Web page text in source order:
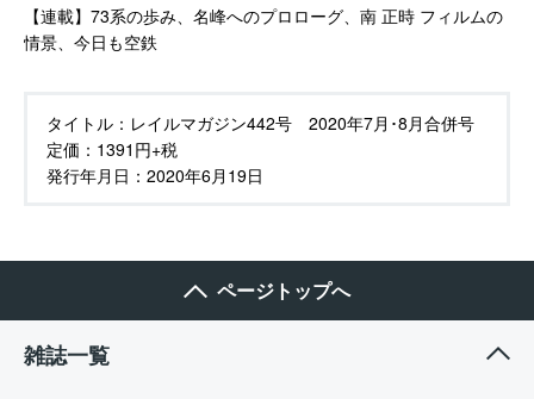
【連載】73系の歩み、名峰へのプロローグ、南 正時 フィルムの
情景、今日も空鉄
タイトル： レイルマガジン442号 2020年7月･8月合併号
定価： 1391円+税
発行年月日： 2020年6月19日
ページトップへ
雑誌一覧